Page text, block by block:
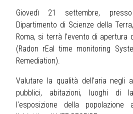
Giovedì 21 settembre,
Dipartimento di Scienze della
Roma, si terrà l’evento di apertura
(Radon rEal time monitoring
Remediation).
Valutare la qualità dell’aria negli
pubblici, abitazioni, luoghi di
l’esposizione della